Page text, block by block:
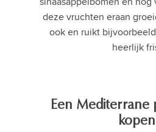
deze vruchten eraan
ook en ruikt
heerlijk
Een Mediterrane
kopen